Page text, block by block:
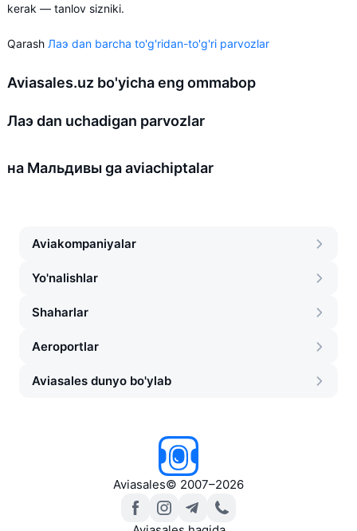
kerak — tanlov sizniki.
Qarash Лаэ dan barcha to'g'ridan-to'g'ri parvozlar
Aviasales.uz bo'yicha eng ommabop
Лаэ dan uchadigan parvozlar
на Мальдивы ga aviachiptalar
Aviakompaniyalar
Yo'nalishlar
Shaharlar
Aeroportlar
Aviasales dunyo bo'ylab
Aviasales© 2007–2026